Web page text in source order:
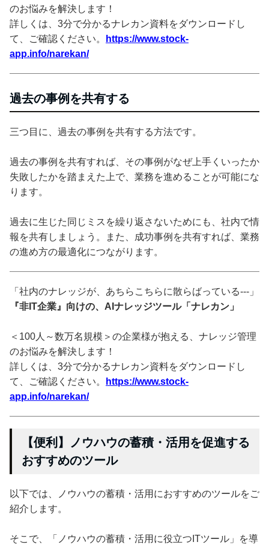
のお悩みを解決します！
詳しくは、3分で分かるナレカン資料をダウンロードし
て、ご確認ください。
https://www.stock-
app.info/narekan/
過去の事例を共有する
三つ目に、過去の事例を共有する方法です。
過去の事例を共有すれば、その事例がなぜ上手くいったか
失敗したかを踏まえた上で、業務を進めることが可能にな
ります。
過去に生じた同じミスを繰り返さないためにも、社内で情
報を共有しましょう。また、成功事例を共有すれば、業務
の進め方の最適化につながります。
「社内のナレッジが、あちらこちらに散らばっている---」
『非IT企業』向けの、AIナレッジツール「ナレカン」
＜100人～数万名規模＞の企業様が抱える、ナレッジ管理
のお悩みを解決します！
詳しくは、3分で分かるナレカン資料をダウンロードし
て、ご確認ください。
https://www.stock-
app.info/narekan/
【便利】ノウハウの蓄積・活用を促進する
おすすめのツール
以下では、ノウハウの蓄積・活用におすすめのツールをご
紹介します。
そこで、「ノウハウの蓄積・活用に役立つITツール」を導